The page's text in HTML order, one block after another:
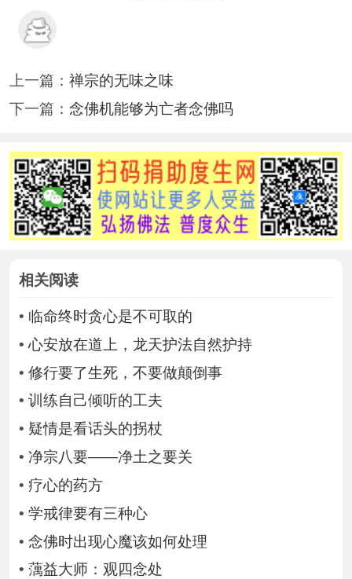
上一篇： 禅宗的无味之味
下一篇： 念佛机能够为亡者念佛吗
相关阅读
• 临命终时贪心是不可取的
•心安放在道上，龙天护法自然护持
• 修行要了生死，不要做颠倒事
• 训练自己倾听的工夫
• 疑情是看话头的拐杖
• 净宗八要——净土之要关
• 疗心的药方
• 学戒律要有三种心
• 念佛时出现心魔该如何处理
• 蕅益大师：观四念处